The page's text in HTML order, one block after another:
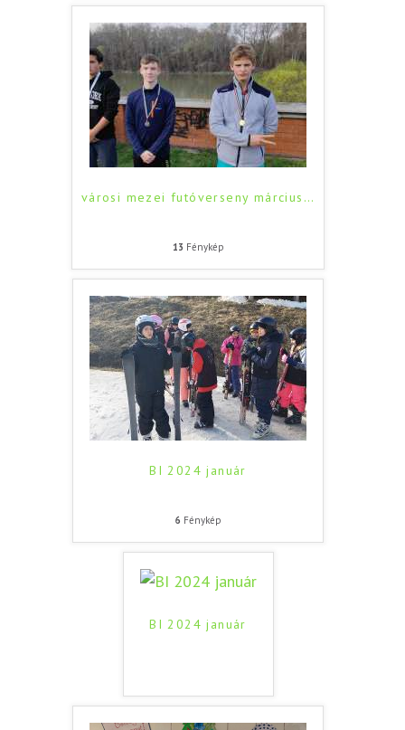
városi mezei futóverseny március …
13 Fénykép
BI 2024 január
6 Fénykép
BI 2024 január